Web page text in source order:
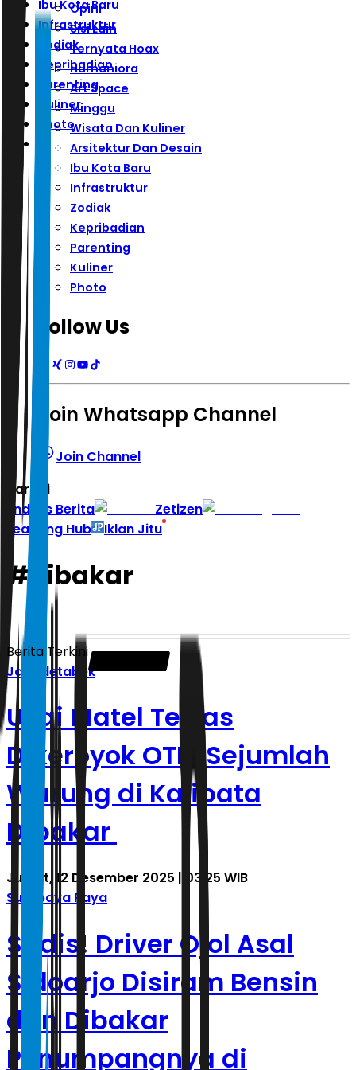
Ibu Kota Baru
Infrastruktur
Zodiak
Kepribadian
Parenting
Kuliner
Photo
Opini
Sisi Lain
Ternyata Hoax
Humaniora
Art Space
Minggu
Wisata Dan Kuliner
Arsitektur Dan Desain
Ibu Kota Baru
Infrastruktur
Zodiak
Kepribadian
Parenting
Kuliner
Photo
Follow Us
Join Whatsapp Channel
Join Channel
Hari ini
Indeks Berita
Zetizen
Learning Hub
Iklan Jitu
# dibakar
Berita Terkini
Jabodetabek
Usai Matel Tewas
Dikeroyok OTK, Sejumlah
Warung di Kalibata
Dibakar
Jumat, 12 Desember 2025 | 03.25 WIB
Surabaya Raya
Sadis! Driver Ojol Asal
Sidoarjo Disiram Bensin
dan Dibakar
Penumpangnya di